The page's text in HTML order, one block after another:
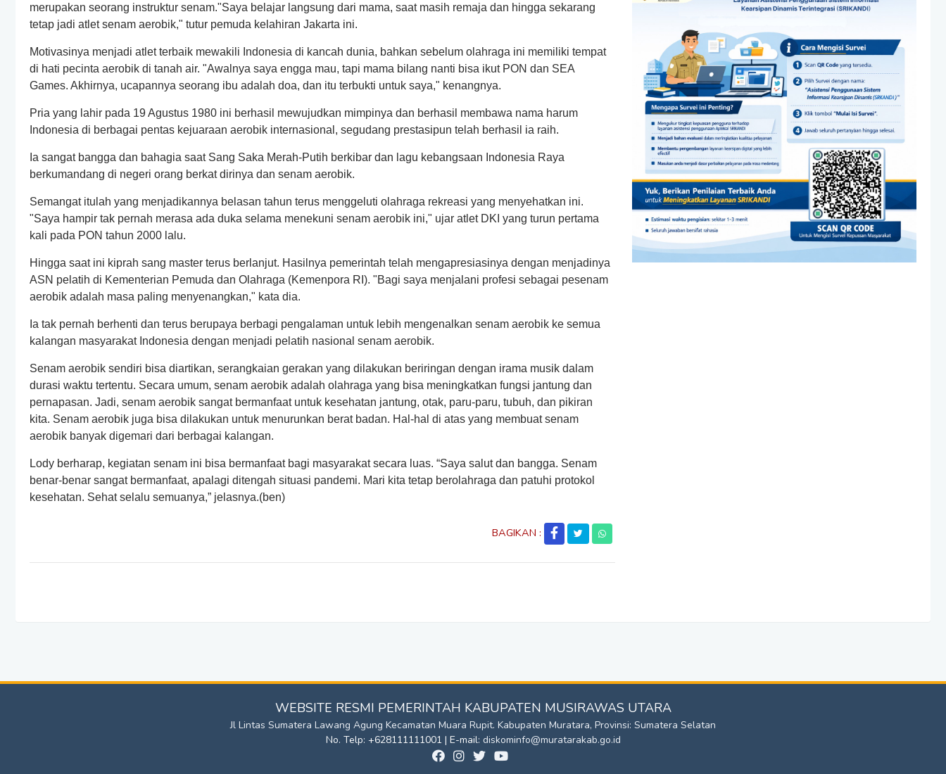
merupakan seorang instruktur senam."Saya belajar langsung dari mama, saat masih remaja dan hingga sekarang
tetap jadi atlet senam aerobik," tutur pemuda kelahiran Jakarta ini.
Motivasinya menjadi atlet terbaik mewakili Indonesia di kancah dunia, bahkan sebelum olahraga ini memiliki tempat
di hati pecinta aerobik di tanah air. "Awalnya saya engga mau, tapi mama bilang nanti bisa ikut PON dan SEA
Games. Akhirnya, ucapannya seorang ibu adalah doa, dan itu terbukti untuk saya," kenangnya.
Pria yang lahir pada 19 Agustus 1980 ini berhasil mewujudkan mimpinya dan berhasil membawa nama harum
Indonesia di berbagai pentas kejuaraan aerobik internasional, segudang prestasipun telah berhasil ia raih.
Ia sangat bangga dan bahagia saat Sang Saka Merah-Putih berkibar dan lagu kebangsaan Indonesia Raya
berkumandang di negeri orang berkat dirinya dan senam aerobik.
Semangat itulah yang menjadikannya belasan tahun terus menggeluti olahraga rekreasi yang menyehatkan ini.
"Saya hampir tak pernah merasa ada duka selama menekuni senam aerobik ini," ujar atlet DKI yang turun pertama
kali pada PON tahun 2000 lalu.
Hingga saat ini kiprah sang master terus berlanjut. Hasilnya pemerintah telah mengapresiasinya dengan menjadinya
ASN pelatih di Kementerian Pemuda dan Olahraga (Kemenpora RI). "Bagi saya menjalani profesi sebagai pesenam
aerobik adalah masa paling menyenangkan," kata dia.
Ia tak pernah berhenti dan terus berupaya berbagi pengalaman untuk lebih mengenalkan senam aerobik ke semua
kalangan masyarakat Indonesia dengan menjadi pelatih nasional senam aerobik.
Senam aerobik sendiri bisa diartikan, serangkaian gerakan yang dilakukan beriringan dengan irama musik dalam
durasi waktu tertentu. Secara umum, senam aerobik adalah olahraga yang bisa meningkatkan fungsi jantung dan
pernapasan. Jadi, senam aerobik sangat bermanfaat untuk kesehatan jantung, otak, paru-paru, tubuh, dan pikiran
kita. Senam aerobik juga bisa dilakukan untuk menurunkan berat badan. Hal-hal di atas yang membuat senam
aerobik banyak digemari dari berbagai kalangan.
Lody berharap, kegiatan senam ini bisa bermanfaat bagi masyarakat secara luas. “Saya salut dan bangga. Senam
benar-benar sangat bermanfaat, apalagi ditengah situasi pandemi. Mari kita tetap berolahraga dan patuhi protokol
kesehatan. Sehat selalu semuanya,” jelasnya.(ben)
BAGIKAN :
WEBSITE RESMI PEMERINTAH KABUPATEN MUSIRAWAS UTARA
Jl Lintas Sumatera Lawang Agung Kecamatan Muara Rupit. Kabupaten Muratara, Provinsi: Sumatera Selatan
No. Telp: +628111111001 | E-mail: diskominfo@muratarakab.go.id